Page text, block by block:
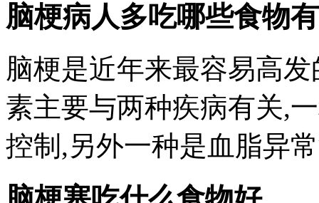
脑梗病人多吃哪些食物
脑梗是近年来最容易高
素主要与两种疾病有关,
控制,另外一种是血脂异